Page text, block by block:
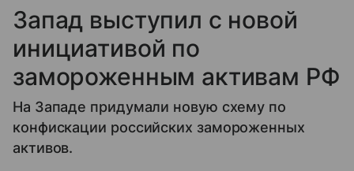
Запад выступил с новой
инициативой по
замороженным активам РФ
На Западе придумали новую схему по
конфискации российских замороженных
активов.